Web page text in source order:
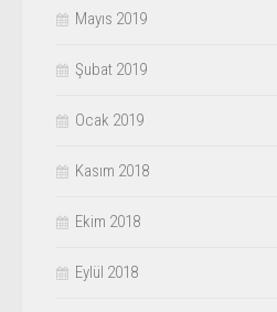
Mayıs 2019
Şubat 2019
Ocak 2019
Kasım 2018
Ekim 2018
Eylül 2018